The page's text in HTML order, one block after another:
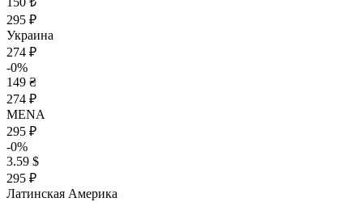
295 ₽
Украина
274 ₽
-0%
149 ₴
274 ₽
MENA
295 ₽
-0%
3.59 $
295 ₽
Латинская Америка